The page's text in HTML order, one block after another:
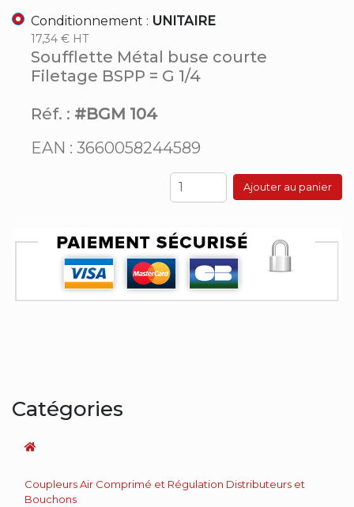
Conditionnement : UNITAIRE
17,34 € HT
Soufflette Métal buse courte
Filetage BSPP = G 1/4
Réf. : #BGM 104
EAN : 3660058244589
Ajouter au panier
Catégories
Coupleurs Air Comprimé et Régulation Distributeurs et
Bouchons